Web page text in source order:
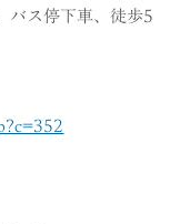
バス停下車、徒歩5